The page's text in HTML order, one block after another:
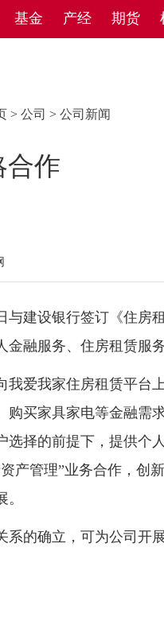
基金 产经 期货
> 公司 > 公司新闻
合作
建设银行签订《住房
融服务、住房租赁服
爱我家住房租赁平台
购买家具家电等金融需
选择的前提下，提供个
产管理”业务合作，创
的确立，可为公司开